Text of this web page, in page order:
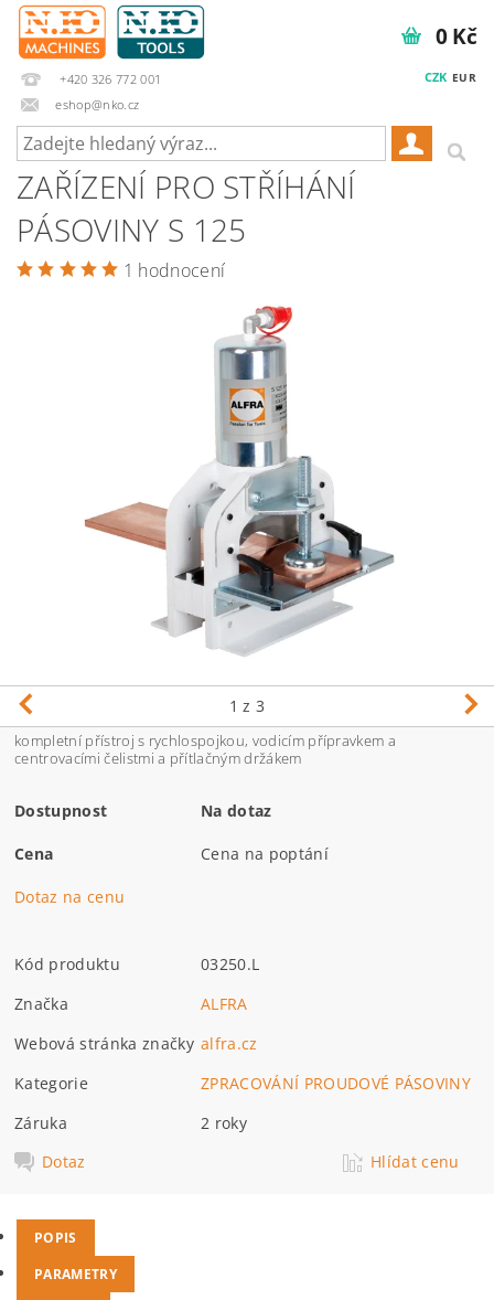
+420 326 772 001
eshop@nko.cz
CZK EUR
0 Kč
ZAŘÍZENÍ PRO STŘÍHÁNÍ
PÁSOVINY S 125
1 hodnocení
1 z 3
kompletní přístroj s rychlospojkou, vodicím přípravkem a
centrovacími čelistmi a přítlačným držákem
Dostupnost Na dotaz
Cena Cena na poptání
Dotaz na cenu
Kód produktu
03250.L
Značka
ALFRA
Webová stránka značky alfra.cz
Kategorie
ZPRACOVÁNÍ PROUDOVÉ PÁSOVINY
Záruka
2 roky
Dotaz
Hlídat cenu
POPIS
PARAMETRY